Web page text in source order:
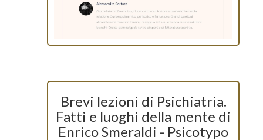
Brevi lezioni di Psichiatria.
Fatti e luoghi della mente di
Enrico Smeraldi - Psicotypo